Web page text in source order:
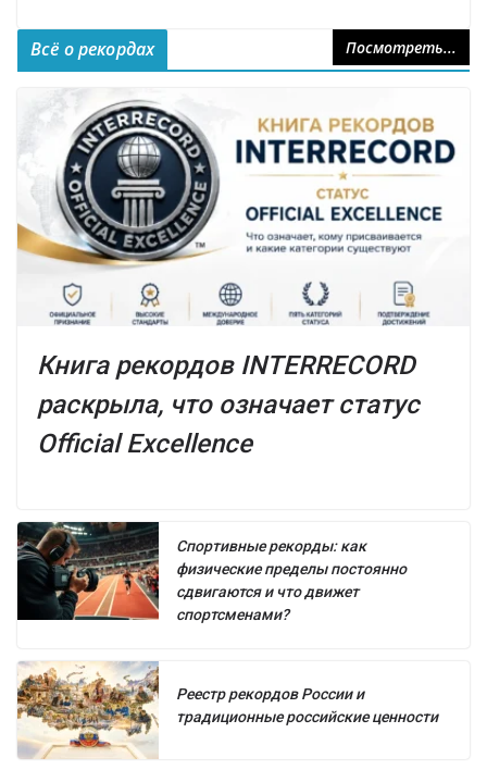
Всё о рекордах Посмотреть...
Книга рекордов INTERRECORD
раскрыла, что означает статус
Official Excellence
Спортивные рекорды: как
физические пределы постоянно
сдвигаются и что движет
спортсменами?
Реестр рекордов России и
традиционные российские ценности